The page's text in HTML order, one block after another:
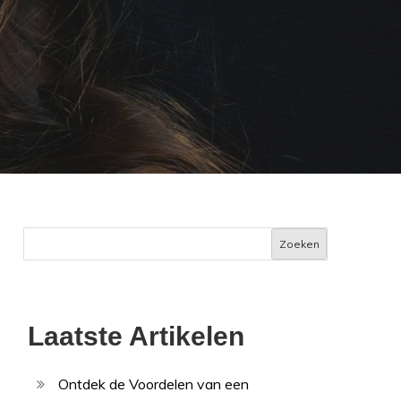
Zoeken
Laatste Artikelen
Ontdek de Voordelen van een